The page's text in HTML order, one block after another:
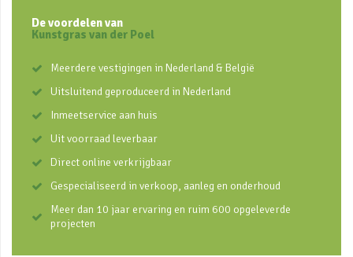
De voordelen van
Kunstgras van der Poel
Meerdere vestigingen in Nederland & België
Uitsluitend geproduceerd in Nederland
Inmeetservice aan huis
Uit voorraad leverbaar
Direct online verkrijgbaar
Gespecialiseerd in verkoop, aanleg en onderhoud
Meer dan 10 jaar ervaring en ruim 600 opgeleverde
projecten